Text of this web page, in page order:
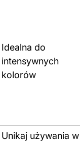
Idealna do
intensywnych
kolorów
Unikaj używania w